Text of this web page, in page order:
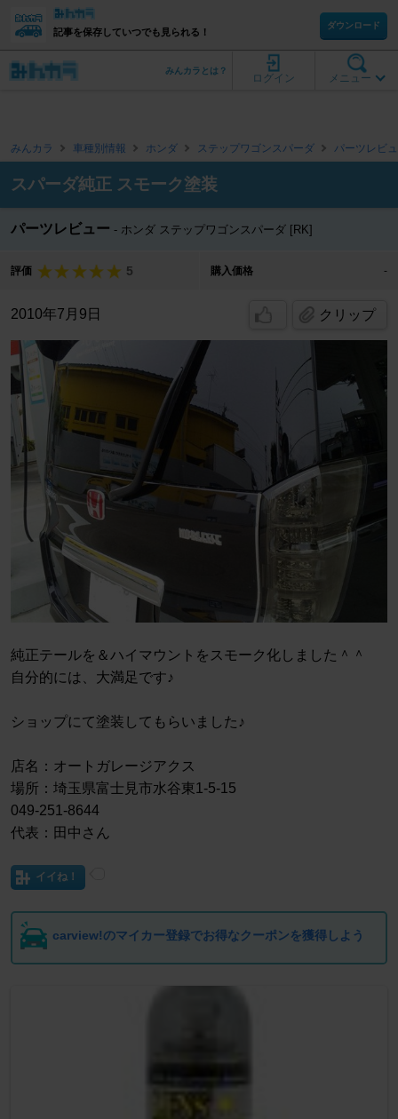
記事を保存していつでも見られる！
ダウンロード
メニュー
ログイン
みんカラとは？
みんカラ 車種別情報 ホンダ ステップワゴンスパーダ パーツレビ
スパーダ純正 スモーク塗装
パーツレビュー ホンダ ステップワゴンスパーダ [RK]
評価 5 購入価格 -
2010年7月9日 クリップ
純正テールを＆ハイマウントをスモーク化しました＾＾
自分的には、大満足です♪
ショップにて塗装してもらいました♪
店名：オートガレージアクス
場所：埼玉県富士見市水谷東1-5-15
049-251-8644
代表：田中さん
イイね！
carview!のマイカー登録でお得なクーポンを獲得しよう